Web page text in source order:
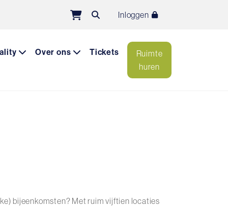
Inloggen
Over ons Tickets
Ruimte
huren
bijeenkomsten? Met ruim vijftien locaties